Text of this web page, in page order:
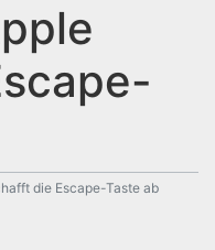
die Escape-Taste ab